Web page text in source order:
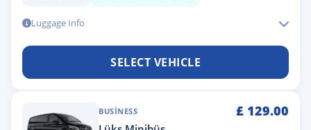
Luggage Info
SELECT VEHICLE
BUSINESS £ 129.00